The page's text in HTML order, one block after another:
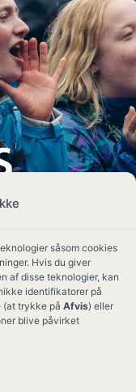
såsom cookies
Hvis du giver
af disse teknologier, kan
identifikatorer på
(at trykke på Afvis) eller
blive påvirket